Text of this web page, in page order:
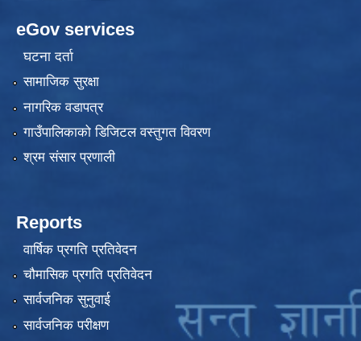
eGov services
घटना दर्ता
सामाजिक सुरक्षा
नागरिक वडापत्र
गाउँपालिकाको डिजिटल वस्तुगत विवरण
श्रम संसार प्रणाली
Reports
वार्षिक प्रगति प्रतिवेदन
चौमासिक प्रगति प्रतिवेदन
सार्वजनिक सुनुवाई
सार्वजनिक परीक्षण